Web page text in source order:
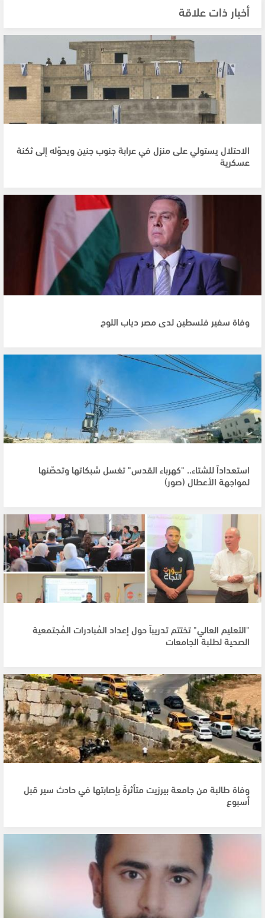
أخبار ذات علاقة
الاحتلال يستولي على منزل في عرابة جنوب جنين ويحوّله إلى ثكنة
عسكرية
وفاة سفير فلسطين لدى مصر دياب اللوح
استعداداً للشتاء.. "كهرباء القدس" تغسل شبكاتها وتحصّنها
لمواجهة الأعطال (صور)
"التعليم العالي" تختتم تدريباً حول إعداد المُبادرات المُجتمعية
الصحية لطلبة الجامعات
وفاة طالبة من جامعة بيرزيت متأثرةً بإصابتها في حادث سير قبل
أسبوع